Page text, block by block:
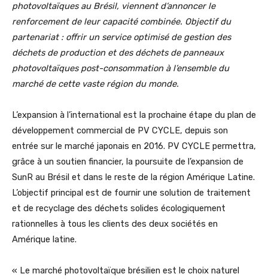
photovoltaïques au Brésil, viennent d’annoncer le
renforcement de leur capacité combinée. Objectif du
partenariat : offrir un service optimisé de gestion des
déchets de production et des déchets de panneaux
photovoltaïques post-consommation à l’ensemble du
marché de cette vaste région du monde.
L’expansion à l’international est la prochaine étape du plan de
développement commercial de PV CYCLE, depuis son
entrée sur le marché japonais en 2016. PV CYCLE permettra,
grâce à un soutien financier, la poursuite de l’expansion de
SunR au Brésil et dans le reste de la région Amérique Latine.
L’objectif principal est de fournir une solution de traitement
et de recyclage des déchets solides écologiquement
rationnelles à tous les clients des deux sociétés en
Amérique latine.
« Le marché photovoltaïque brésilien est le choix naturel